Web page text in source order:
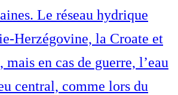
Le réseau hydrique
Herzégovine, la Croate et
en cas de guerre, l’eau
central, comme lors du